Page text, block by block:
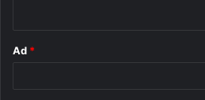
Ad *